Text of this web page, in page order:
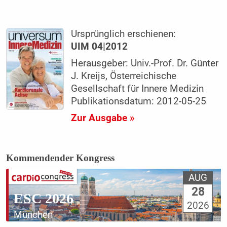
Ursprünglich erschienen:
UIM 04|2012
Herausgeber: Univ.-Prof. Dr. Günter
J. Kreijs, Österreichische
Gesellschaft für Innere Medizin
Publikationsdatum: 2012-05-25
Zur Ausgabe »
Kommendender Kongress
ESC 2026
München
AUG
28
2026